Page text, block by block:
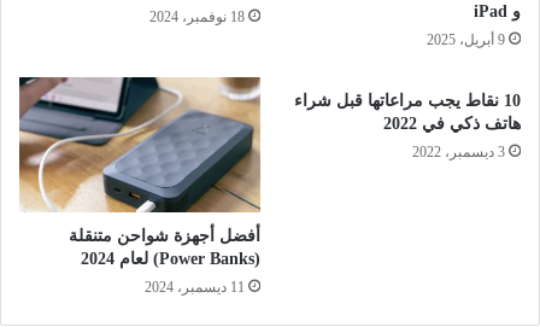
و iPad
9 أبريل، 2025
18 نوفمبر، 2024
10 نقاط يجب مراعاتها قبل شراء
هاتف ذكي في 2022
3 ديسمبر، 2022
أفضل أجهزة شواحن متنقلة
(Power Banks) لعام 2024
11 ديسمبر، 2024